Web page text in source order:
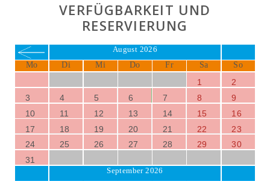
VERFÜGBARKEIT UND
RESERVIERUNG
August 2026
Mo Di Mi Do Fr Sa So
1
2
3
4 5 6 7 8
9
10
11 12 13 14 15
16
17
18 19 20 21 22
23
24
25 26 27 28 29
30
31
September 2026